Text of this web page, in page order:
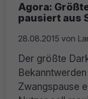
Agora:
pausiert aus
28.08.2015 von
Der größte
Zwangspause